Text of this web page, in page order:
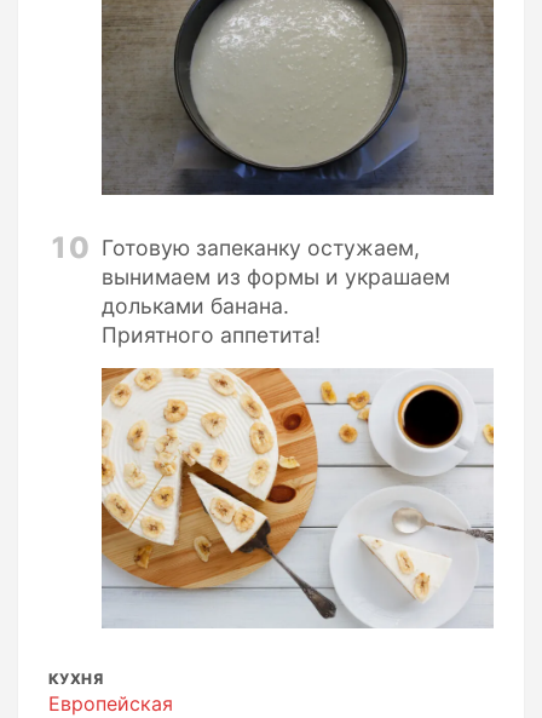
10 Готовую запеканку остужаем,
вынимаем из формы и украшаем
дольками банана.
Приятного аппетита!
КУХНЯ
Европейская